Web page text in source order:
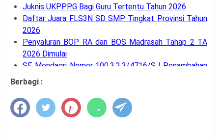
Juknis UKPPPG Bagi Guru Tertentu Tahun 2026
Daftar Juara FLS3N SD SMP Tingkat Provinsi Tahun
2026
Penyaluran BOP RA dan BOS Madrasah Tahap 2 TA
2026 Dimulai
SE Mendagri Nomor 100.3.2.3/4716/SJ Penambahan
Kode Rekening APB Desa
Panduan Pengajuan Data Prasarana pada Dapodik
Versi 2027
Latihan Soal Tes Substantif PPG Calon Guru Tahun
Berbagi :